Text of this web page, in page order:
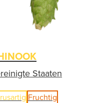
Staaten
Fruchtig